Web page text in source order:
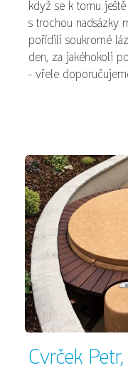
když se k tomu
s trochou nadsázky
pořídili soukromé
den, za jakéhokoli
– vřele
Cvrček